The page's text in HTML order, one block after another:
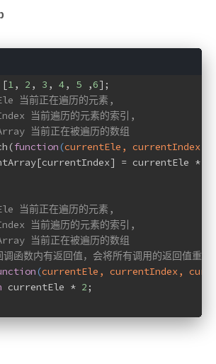
[1, 2 , 3 , 4, 5 ,6];
当前正在遍历的元素,
当前遍历的元素的索引,
当前正在被遍历的数组
function (currentEle, currentIndex,
= currentEle *
当前正在遍历的元素,
当前遍历的元素的索引,
当前正在被遍历的数组
函数内有返回值，会将所有调用的返回值重新
(currentEle, currentIndex,
currentEle * 2;